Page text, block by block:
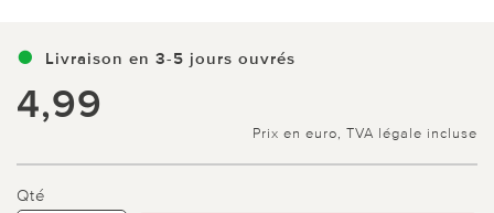
Livraison en 3-5 jours ouvrés
4,99
Prix en euro, TVA légale incluse
Qté